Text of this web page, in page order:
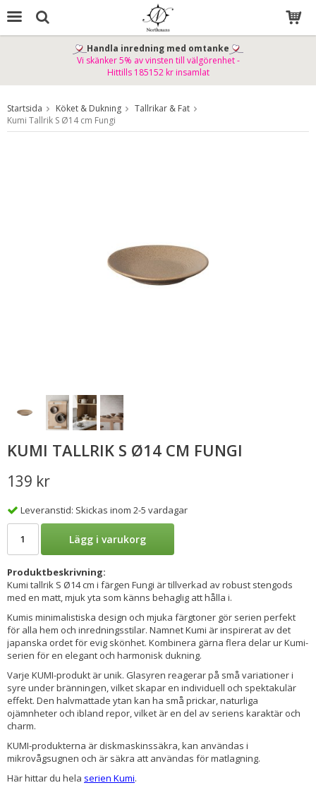
Produkten har blivit tillagd i varukorgen
Handla inredning med omtanke
Vi skänker 5% av vinsten till välgörenhet -
Hittills 185152 kr insamlat
Startsida Köket & Dukning
Tallrikar & Fat
Kumi Tallrik S Ø14 cm Fungi
KUMI TALLRIK S Ø14 CM FUNGI
139 kr
Leveranstid: Skickas inom 2-5 vardagar
Lägg i varukorg
Produktbeskrivning:
Kumi tallrik S Ø14 cm i färgen Fungi är tillverkad av robust stengods
med en matt, mjuk yta som känns behaglig att hålla i.
Kumis minimalistiska design och mjuka färgtoner gör serien perfekt
för alla hem och inredningsstilar. Namnet Kumi är inspirerat av det
japanska ordet för evig skönhet. Kombinera gärna flera delar ur Kumi-
serien för en elegant och harmonisk dukning.
Varje KUMI-produkt är unik. Glasyren reagerar på små variationer i
syre under bränningen, vilket skapar en individuell och spektakulär
effekt. Den halvmattade ytan kan ha små prickar, naturliga
ojämnheter och ibland repor, vilket är en del av seriens karaktär och
charm.
KUMI-produkterna är diskmaskinssäkra, kan användas i
mikrovågsugnen och är säkra att användas för matlagning.
Här hittar du hela serien Kumi.